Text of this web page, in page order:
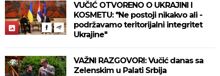
VUČIĆ OTVORENO O UKRAJINI I
KOSMETU: "Ne postoji nikakvo ali -
podržavamo teritorijalni integritet
Ukrajine"
VAŽNI RAZGOVORI: Vučić danas sa
Zelenskim u Palati Srbija